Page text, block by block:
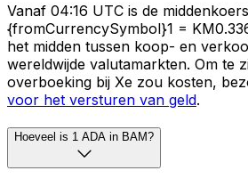
Vanaf 04:16 UTC is de
{fromCurrencySymbol}1 =
het midden tussen koop- en
wereldwijde valutamarkten. Om te
overboeking bij Xe zou kosten,
voor het versturen van geld.
Hoeveel is 1 ADA in BAM?